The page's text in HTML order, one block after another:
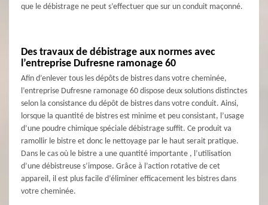
que le débistrage ne peut s’effectuer que sur un conduit maçonné.
Des travaux de débistrage aux normes avec
l’entreprise Dufresne ramonage 60
Afin d’enlever tous les dépôts de bistres dans votre cheminée,
l’entreprise Dufresne ramonage 60 dispose deux solutions distinctes
selon la consistance du dépôt de bistres dans votre conduit. Ainsi,
lorsque la quantité de bistres est minime et peu consistant, l’usage
d’une poudre chimique spéciale débistrage suffit. Ce produit va
ramollir le bistre et donc le nettoyage par le haut serait pratique.
Dans le cas où le bistre a une quantité importante , l’utilisation
d’une débistreuse s’impose. Grâce à l’action rotative de cet
appareil, il est plus facile d’éliminer efficacement les bistres dans
votre cheminée.